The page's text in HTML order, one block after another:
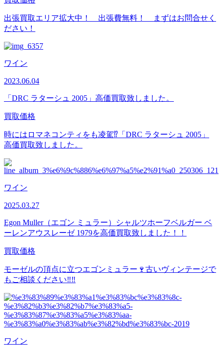
出張買取エリア拡大中！ 出張費無料！ まずはお問合せく
ださい！
ワイン
2023.06.04
「DRC ラターシュ 2005」高価買取致しました。
買取価格
時にはロマネコンティをも凌駕⁉「DRC ラターシュ 2005」
高価買取致しました。
ワイン
2025.03.27
Egon Muller（エゴン ミュラー）シャルツホーフベルガー ベ
ーレンアウスレーゼ 1979を高価買取致しました！！
買取価格
モーゼルの頂点に立つエゴンミュラー🍷古いヴィンテージで
もご相談ください‼‼
ワイン